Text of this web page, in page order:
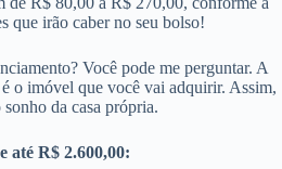
que irão caber no seu bolso!
Você pode me perguntar. A
o imóvel que você vai adquirir. Assim,
da casa própria.
até R$ 2.600,00: